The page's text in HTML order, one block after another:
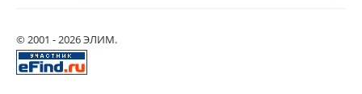
© 2001 - 2026 ЭЛИМ.